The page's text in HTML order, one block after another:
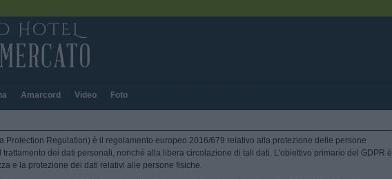
Amarcord Video Foto
Protection Regulation) è il regolamento europeo 2016/679 relativo alla protezione delle persone
dei dati personali, nonché alla libera circolazione di tali dati. L'obiettivo primario del GDPR è
e la protezione dei dati relativi alle persone fisiche.